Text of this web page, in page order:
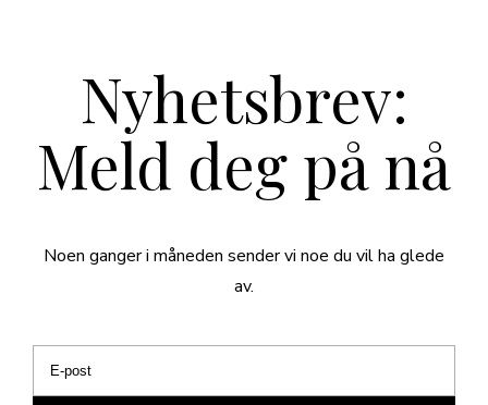
Nyhetsbrev:
Meld deg på nå
Noen ganger i måneden sender vi noe du vil ha glede
av.